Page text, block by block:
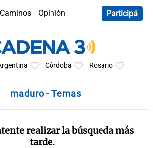
Caminos
Opinión
Participá
Córdoba Rosario
maduro - Temas
realizar la búsqueda más
tarde.